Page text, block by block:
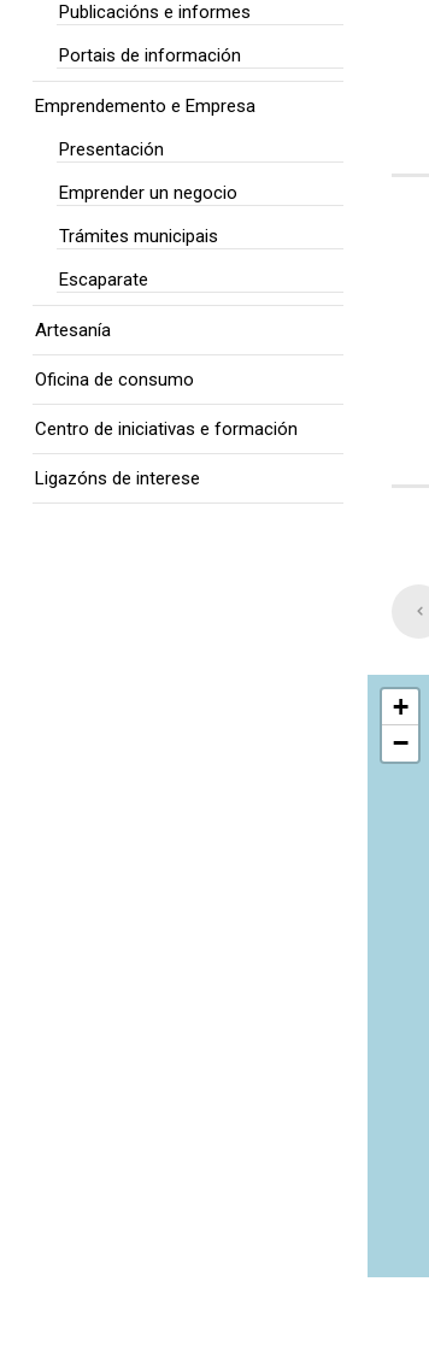
+
−
Publicacións e informes
Portais de información
Emprendemento e Empresa
Presentación
Emprender un negocio
Trámites municipais
Escaparate
Artesanía
Oficina de consumo
Centro de iniciativas e formación
Ligazóns de interese